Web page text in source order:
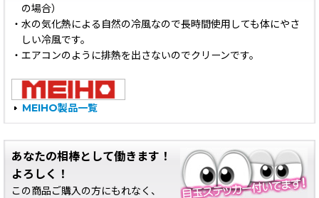
の場合）
・水の気化熱による自然の冷風なので長時間使用しても体にやさ
しい冷風です。
・エアコンのように排熱を出さないのでクリーンです。
MEIHO製品一覧
あなたの相棒として働きます！
よろしく！
この商品ご購入の方にもれなく、